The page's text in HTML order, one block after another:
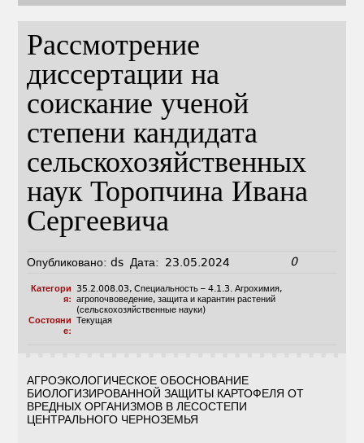
Рассмотрение
диссертации на
соискание ученой
степени кандидата
сельскохозяйственных
наук Торопчина Ивана
Сергеевича
Опубликовано: ds Дата: 23.05.2024 0
Категори
я:
35.2.008.03, Cпециальность – 4.1.3. Агрохимия,
агропочвоведение, защита и карантин растений
(сельскохозяйственные науки)
Состояни
е:
Текущая
АГРОЭКОЛОГИЧЕСКОЕ ОБОСНОВАНИЕ
БИОЛОГИЗИРОВАННОЙ ЗАЩИТЫ КАРТОФЕЛЯ ОТ
ВРЕДНЫХ ОРГАНИЗМОВ В ЛЕСОСТЕПИ
ЦЕНТРАЛЬНОГО ЧЕРНОЗЕМЬЯ